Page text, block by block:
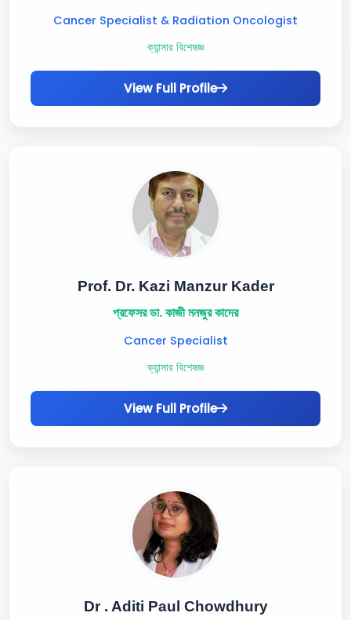
Cancer Specialist & Radiation Oncologist
ক্যান্সার বিশেষজ্ঞ
View Full Profile
Prof. Dr. Kazi Manzur Kader
প্রফেসর ডা. কাজী মনজুর কাদের
Cancer Specialist
ক্যান্সার বিশেষজ্ঞ
View Full Profile
Dr . Aditi Paul Chowdhury